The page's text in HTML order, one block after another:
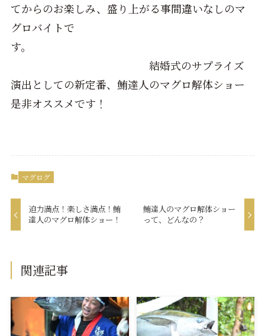
てからのお楽しみ、盛り上がる事間違いなしのマ
グロバイトで
す。
結婚式のサプライズ
演出としての新定番、鮪達人のマグロ解体ショー
是非オススメです！
マグログ
迫力満点！楽しさ満点！鮪
達人のマグロ解体ショー！
鮪達人のマグロ解体ショー
って、どんなの？
関連記事